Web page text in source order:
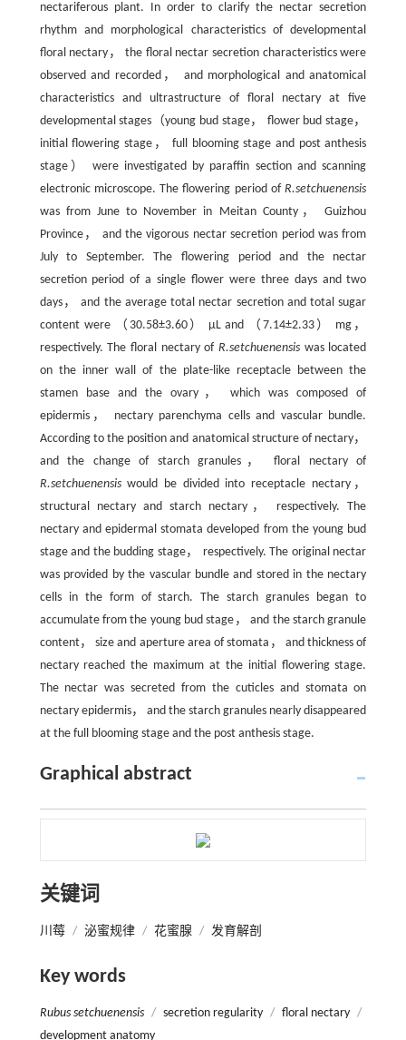
nectariferous plant. In order to clarify the nectar secretion
rhythm and morphological characteristics of developmental
floral nectary， the floral nectar secretion characteristics were
observed and recorded， and morphological and anatomical
characteristics and ultrastructure of floral nectary at five
developmental stages（young bud stage， flower bud stage，
initial flowering stage， full blooming stage and post anthesis
stage） were investigated by paraffin section and scanning
electronic microscope. The flowering period ofR.setchuenensis
was from June to November in Meitan County， Guizhou
Province， and the vigorous nectar secretion period was from
July to September. The flowering period and the nectar
secretion period of a single flower were three days and two
days， and the average total nectar secretion and total sugar
content were （30.58±3.60） μL and （7.14±2.33） mg，
respectively. The floral nectary ofR.setchuenensis was located
on the inner wall of the plate-like receptacle between the
stamen base and the ovary， which was composed of
epidermis， nectary parenchyma cells and vascular bundle.
According to the position and anatomical structure of nectary，
and the change of starch granules， floral nectary of
R.setchuenensiswould be divided into receptacle nectary，
structural nectary and starch nectary， respectively. The
nectary and epidermal stomata developed from the young bud
stage and the budding stage， respectively. The original nectar
was provided by the vascular bundle and stored in the nectary
cells in the form of starch. The starch granules began to
accumulate from the young bud stage， and the starch granule
content， size and aperture area of stomata， and thickness of
nectary reached the maximum at the initial flowering stage.
The nectar was secreted from the cuticles and stomata on
nectary epidermis， and the starch granules nearly disappeared
at the full blooming stage and the post anthesis stage.
Graphical abstract
关键词
川莓 / 泌蜜规律 / 花蜜腺 / 发育解剖
Key words
Rubus setchuenensis / secretion regularity / floral nectary /
development anatomy